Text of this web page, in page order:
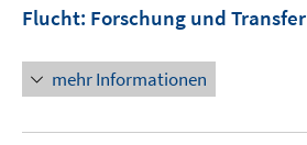
Flucht: Forschung und Transfer
mehr Informationen